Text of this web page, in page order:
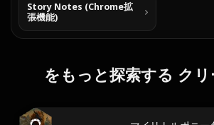
Story Notes (Chrome拡
張機能)
をもっと探索する ク